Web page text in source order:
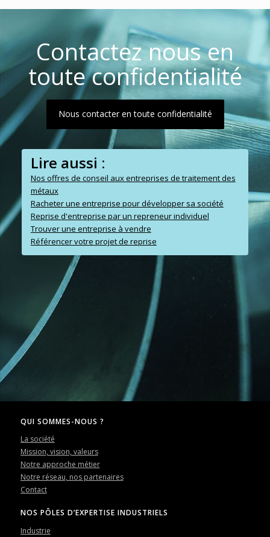
Contactez nous en
toute confidentialité
Nous contacter en toute confidentialité
Lire aussi :
Nos offres de conseil aux entreprises de traitement des
métaux
Racheter une entreprise pour développer sa société
Reprise d'entreprise par un repreneur individuel
Trouver une entreprise à vendre
Référencer votre projet de reprise
QUI SOMMES-NOUS ?
La société
Mission, vision, valeurs
Notre approche métier
Notre réseau, nos partenaires
Contact
NOS PÔLES D’EXPERTISE INDUSTRIELS
Industrie